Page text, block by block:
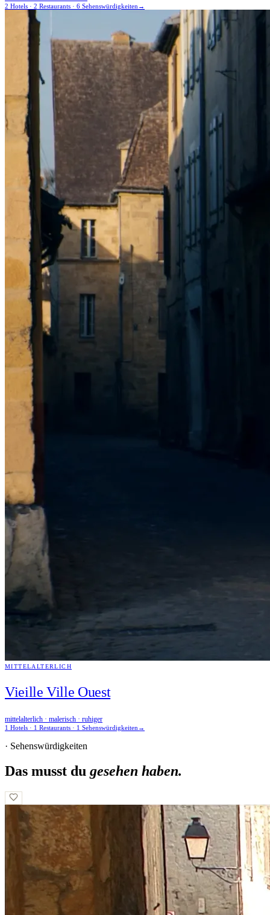
2 Hotels · 2 Restaurants · 6 Sehenswürdigkeiten →
MITTELALTERLICH
Vieille Ville Ouest
mittelalterlich · malerisch · ruhiger
1 Hotels · 1 Restaurants · 1 Sehenswürdigkeiten →
· Sehenswürdigkeiten
Das musst du gesehen haben.